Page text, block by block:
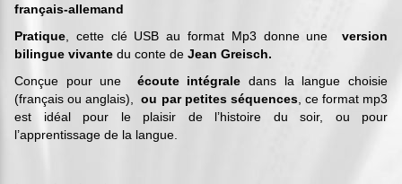
français-allemand
Pratique , cette clé USB au format Mp3 donne une
version
bilingue vivante du conte de Jean Greisch.
Conçue pour une
écoute intégrale dans la langue choisie
(français ou anglais),
ou par petites séquences, ce format mp3
est idéal pour le plaisir de l’histoire du soir, ou pour
l’apprentissage de la langue.